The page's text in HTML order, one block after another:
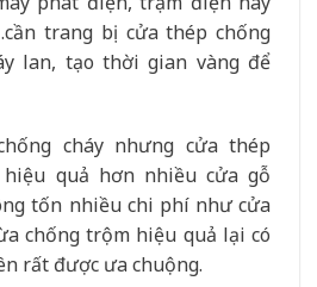
trang bị cửa thép chống
lan, tạo thời gian vàng để
cháy nhưng cửa thép
quả hơn nhiều cửa gỗ
tốn nhiều chi phí như cửa
chống trộm hiệu quả lại có
rất được ưa chuộng.